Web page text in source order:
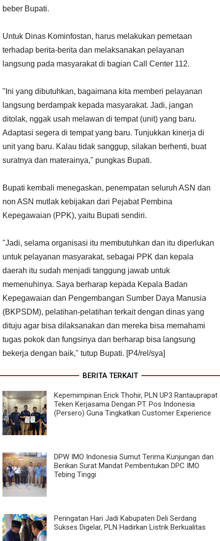
beber Bupati.
Untuk Dinas Kominfostan, harus melakukan pemetaan
terhadap berita-berita dan melaksanakan pelayanan
langsung pada masyarakat di bagian Call Center 112.
"Ini yang dibutuhkan, bagaimana kita memberi pelayanan
langsung berdampak kepada masyarakat. Jadi, jangan
ditolak, nggak usah melawan di tempat (unit) yang baru.
Adaptasi segera di tempat yang baru. Tunjukkan kinerja di
unit yang baru. Kalau tidak sanggup, silakan berhenti, buat
suratnya dan materainya," pungkas Bupati.
Bupati kembali menegaskan, penempatan seluruh ASN dan
non ASN mutlak kebijakan dari Pejabat Pembina
Kepegawaian (PPK), yaitu Bupati sendiri.
"Jadi, selama organisasi itu membutuhkan dan itu diperlukan
untuk pelayanan masyarakat, sebagai PPK dan kepala
daerah itu sudah menjadi tanggung jawab untuk
memenuhinya. Saya berharap kepada Kepala Badan
Kepegawaian dan Pengembangan Sumber Daya Manusia
(BKPSDM), pelatihan-pelatihan terkait dengan dinas yang
dituju agar bisa dilaksanakan dan mereka bisa memahami
tugas pokok dan fungsinya dan berharap bisa langsung
bekerja dengan baik," tutup Bupati. [P4/rel/sya]
BERITA TERKAIT
Kepemimpinan Erick Thohir, PLN UP3 Rantauprapat
Teken Kerjasama Dengan PT. Pos Indonesia
(Persero) Guna Tingkatkan Customer Experience
DPW IMO Indonesia Sumut Terima Kunjungan dan
Berikan Surat Mandat Pembentukan DPC IMO
Tebing Tinggi
Peringatan Hari Jadi Kabupaten Deli Serdang
Sukses Digelar, PLN Hadirkan Listrik Berkualitas